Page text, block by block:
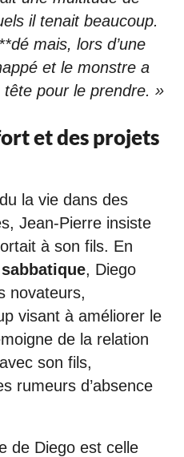
il tenait beaucoup.
mais, lors d’une
et le monstre a
pour le prendre. »
et des projets
la vie dans des
Jean-Pierre insiste
à son fils. En
, Diego
novateurs,
visant à améliorer le
de la relation
son fils,
rumeurs d’absence
de Diego est celle